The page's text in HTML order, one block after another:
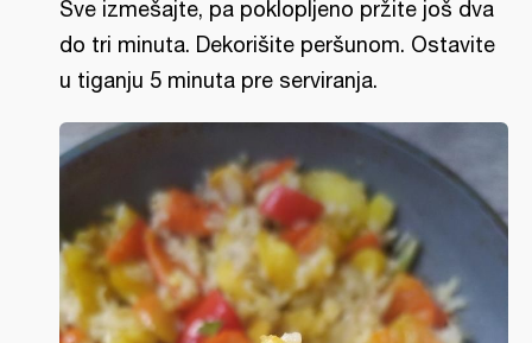
Sve izmešajte, pa poklopljeno pržite još dva
do tri minuta. Dekorišite peršunom. Ostavite
u tiganju 5 minuta pre serviranja.